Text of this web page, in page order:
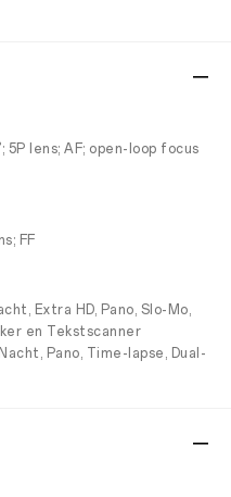
5P lens; AF; open-loop focus
FF
Extra HD, Pano, Slo-Mo,
en Tekstscanner
Pano, Time-lapse, Dual-